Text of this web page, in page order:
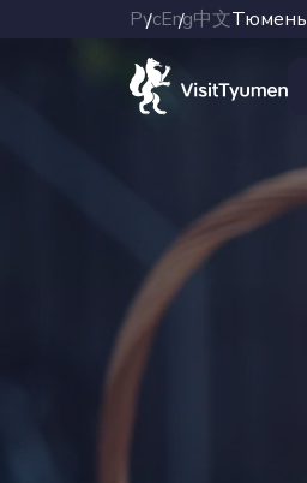
РусEng中文Тюмень